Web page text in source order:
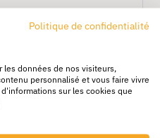
Drap
verre ou des
rend idéal pour les
Politique de confidentialité
les données de nos visiteurs,
personnalisé et vous faire vivre
sur les cookies que